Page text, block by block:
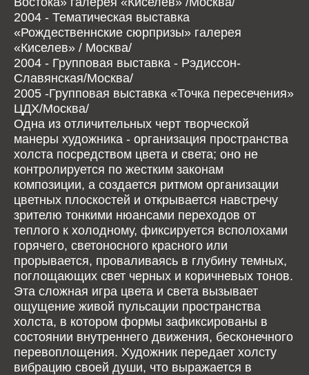
2004 - Тематическая выставка
«Рождественнские сюрпризы» галерея
«Киселев» / Москва/
2004 - Групповая выставка - Рэдиссон-
Славянская/Москва/
2005 -Групповая выставка «Точка пересечения»
ЦДХ/Москва/
Одна из отличительных черт творческой
манеры художника - организация пространства
холста посредством цвета и света; оно не
контролируется по жестким законам
композиции, а создается ритмом организации
цветных плоскостей и открывается навстречу
зрителю тонкими нюансами переходов от
теплого к холодному, фиксируется всполохами
горячего, светоносного красного или
прорывается, проваливаясь в глубину темных,
поглощающих свет черных и коричневых тонов.
Эта сложная игра цвета и света вызывает
ощущение живой пульсации пространства
холста, в котором формы зафиксированы в
состоянии внутреннего движения, бесконечного
перевоплощения. Художник передает холсту
вибрацию своей души, что выражается в